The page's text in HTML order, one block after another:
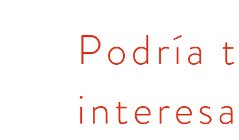
Podría